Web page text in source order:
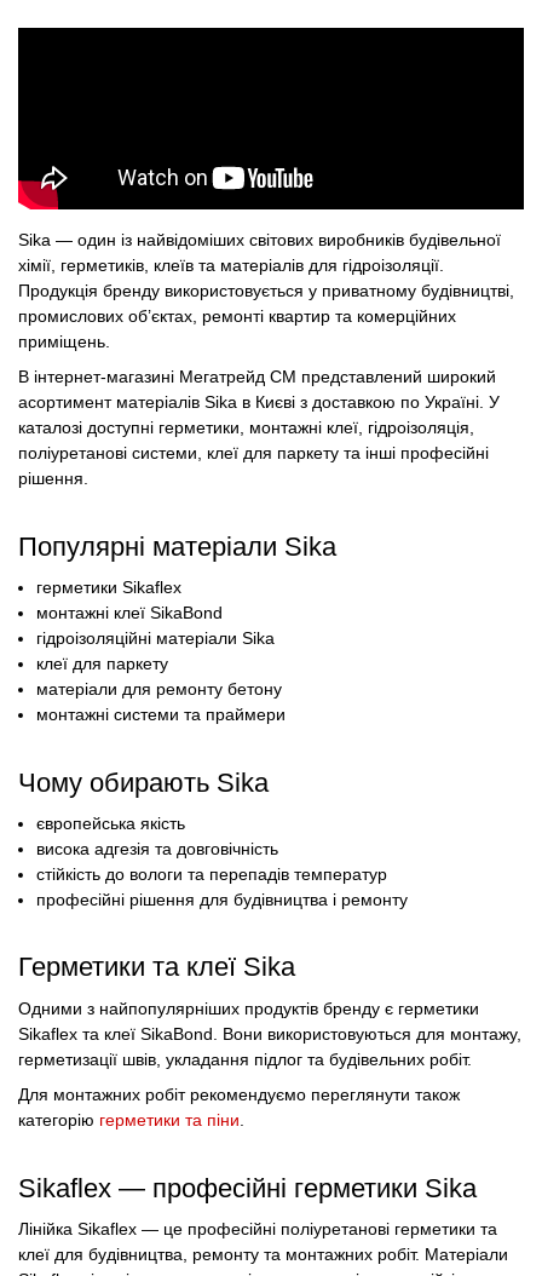
Sika — один із найвідоміших світових виробників будівельної
хімії, герметиків, клеїв та матеріалів для гідроізоляції.
Продукція бренду використовується у приватному будівництві,
промислових об’єктах, ремонті квартир та комерційних
приміщень.
В інтернет-магазині Мегатрейд СМ представлений широкий
асортимент матеріалів Sika в Києві з доставкою по Україні. У
каталозі доступні герметики, монтажні клеї, гідроізоляція,
поліуретанові системи, клеї для паркету та інші професійні
рішення.
Популярні матеріали Sika
герметики Sikaflex
монтажні клеї SikaBond
гідроізоляційні матеріали Sika
клеї для паркету
матеріали для ремонту бетону
монтажні системи та праймери
Чому обирають Sika
європейська якість
висока адгезія та довговічність
стійкість до вологи та перепадів температур
професійні рішення для будівництва і ремонту
Герметики та клеї Sika
Одними з найпопулярніших продуктів бренду є герметики
Sikaflex та клеї SikaBond. Вони використовуються для монтажу,
герметизації швів, укладання підлог та будівельних робіт.
Для монтажних робіт рекомендуємо переглянути також
категорію герметики та піни
Sikaflex — професійні герметики Sika
Лінійка Sikaflex — це професійні поліуретанові герметики та
клеї для будівництва, ремонту та монтажних робіт. Матеріали